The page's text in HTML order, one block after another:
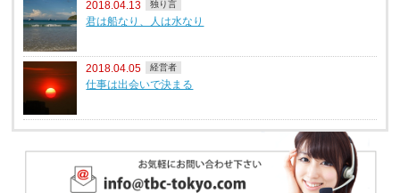
2018.04.13 独り言
君は船なり、人は水なり
2018.04.05 経営者
仕事は出会いで決まる